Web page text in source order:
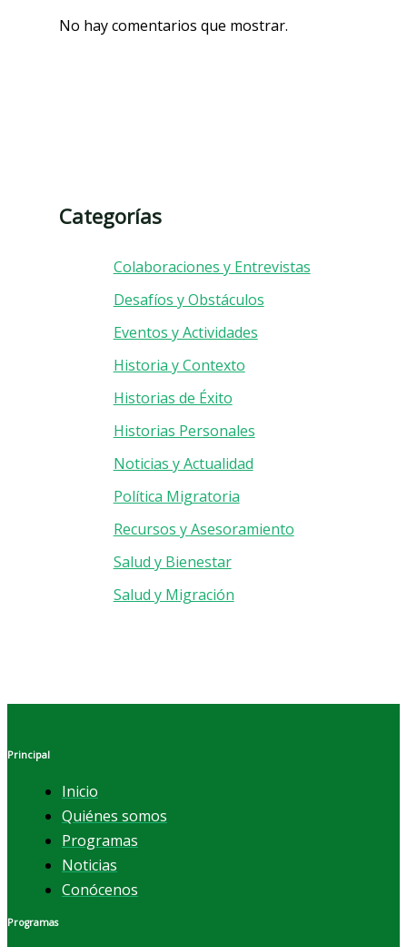
No hay comentarios que mostrar.
Categorías
Colaboraciones y Entrevistas
Desafíos y Obstáculos
Eventos y Actividades
Historia y Contexto
Historias de Éxito
Historias Personales
Noticias y Actualidad
Política Migratoria
Recursos y Asesoramiento
Salud y Bienestar
Salud y Migración
Principal
Inicio
Quiénes somos
Programas
Noticias
Conócenos
Programas